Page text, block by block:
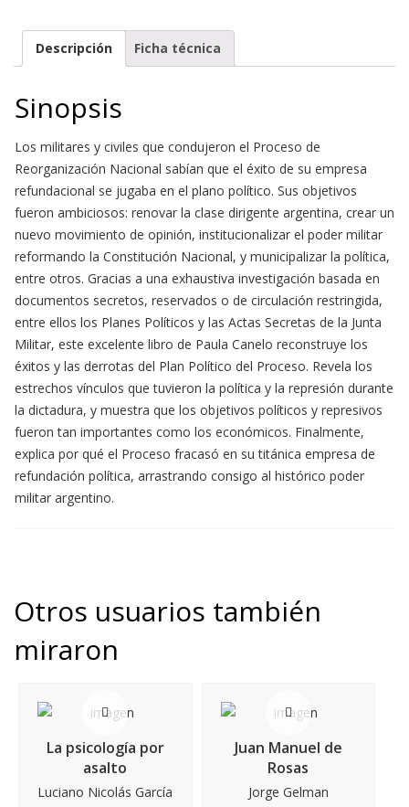
Descripción Ficha técnica
Sinopsis
Los militares y civiles que condujeron el Proceso de
Reorganización Nacional sabían que el éxito de su empresa
refundacional se jugaba en el plano político. Sus objetivos
fueron ambiciosos: renovar la clase dirigente argentina, crear un
nuevo movimiento de opinión, institucionalizar el poder militar
reformando la Constitución Nacional, y municipalizar la política,
entre otros. Gracias a una exhaustiva investigación basada en
documentos secretos, reservados o de circulación restringida,
entre ellos los Planes Políticos y las Actas Secretas de la Junta
Militar, este excelente libro de Paula Canelo reconstruye los
éxitos y las derrotas del Plan Político del Proceso. Revela los
estrechos vínculos que tuvieron la política y la represión durante
la dictadura, y muestra que los objetivos políticos y represivos
fueron tan importantes como los económicos. Finalmente,
explica por qué el Proceso fracasó en su titánica empresa de
refundación política, arrastrando consigo al histórico poder
militar argentino.
Otros usuarios también
miraron
La psicología por
asalto
Luciano Nicolás García
Juan Manuel de
Rosas
Jorge Gelman